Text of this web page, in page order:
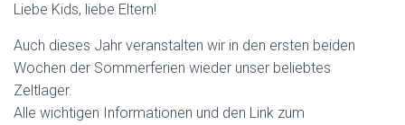
Liebe Kids, liebe Eltern!
Auch dieses Jahr veranstalten wir in den ersten beiden
Wochen der Sommerferien wieder unser beliebtes
Zeltlager.
Alle wichtigen Informationen und den Link zum